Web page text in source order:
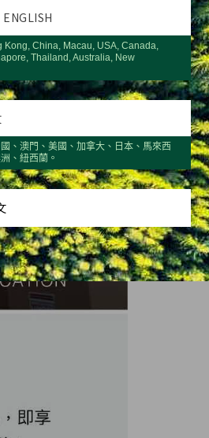
ENGLISH
Kong, China, Macau, USA, Canada,
Thailand, Australia, New
、澳門、美國、加拿大、日本、馬來西
、紐西蘭。